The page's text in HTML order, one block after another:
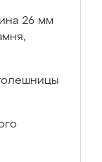
26 мм